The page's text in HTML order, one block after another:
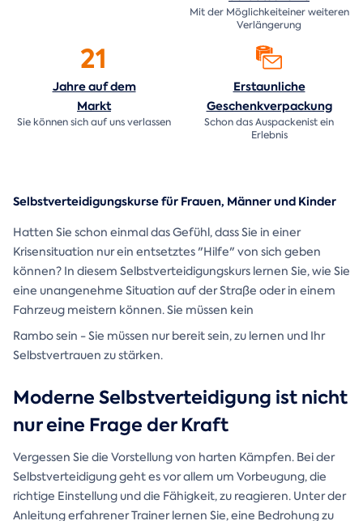
Mit der Möglichkeiteiner weiteren
Verlängerung
21
Jahre auf dem
Markt
Sie können sich auf uns verlassen
Erstaunliche
Geschenkverpackung
Schon das Auspackenist ein
Erlebnis
Selbstverteidigungskurse für Frauen, Männer und Kinder
Hatten Sie schon einmal das Gefühl, dass Sie in einer
Krisensituation nur ein entsetztes "Hilfe" von sich geben
können? In diesem Selbstverteidigungskurs lernen Sie, wie Sie
eine unangenehme Situation auf der Straße oder in einem
Fahrzeug meistern können. Sie müssen kein
Rambo sein - Sie müssen nur bereit sein, zu lernen und Ihr
Selbstvertrauen zu stärken.
Moderne Selbstverteidigung ist nicht
nur eine Frage der Kraft
Vergessen Sie die Vorstellung von harten Kämpfen. Bei der
Selbstverteidigung geht es vor allem um Vorbeugung, die
richtige Einstellung und die Fähigkeit, zu reagieren. Unter der
Anleitung erfahrener Trainer lernen Sie, eine Bedrohung zu